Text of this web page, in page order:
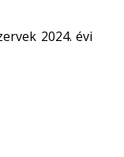
2024. évi